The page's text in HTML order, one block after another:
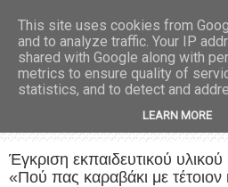
Έγκριση εκπαιδευτικού
«Πού πας καραβάκι με τέτοιον
This site uses cookies from
and to analyze traffic. Your IP
shared with Google along with
metrics to ensure quality of
statistics, and to detect and
LEARN MORE